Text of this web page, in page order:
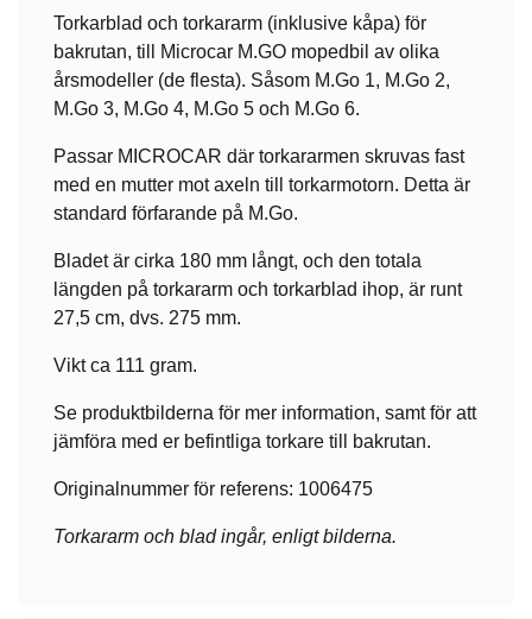
Torkarblad och torkararm (inklusive kåpa) för
bakrutan, till Microcar M.GO mopedbil av olika
årsmodeller (de flesta). Såsom M.Go 1, M.Go 2,
M.Go 3, M.Go 4, M.Go 5 och M.Go 6.
Passar MICROCAR där torkararmen skruvas fast
med en mutter mot axeln till torkarmotorn. Detta är
standard förfarande på M.Go.
Bladet är cirka 180 mm långt, och den totala
längden på torkararm och torkarblad ihop, är runt
27,5 cm, dvs. 275 mm.
Vikt ca 111 gram.
Se produktbilderna för mer information, samt för att
jämföra med er befintliga torkare till bakrutan.
Originalnummer för referens: 1006475
Torkararm och blad ingår, enligt bilderna.